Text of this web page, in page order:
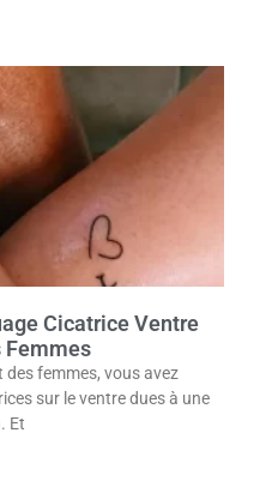
Cicatrice Ventre
Femmes
femmes, vous avez
sur le ventre dues à une
Et